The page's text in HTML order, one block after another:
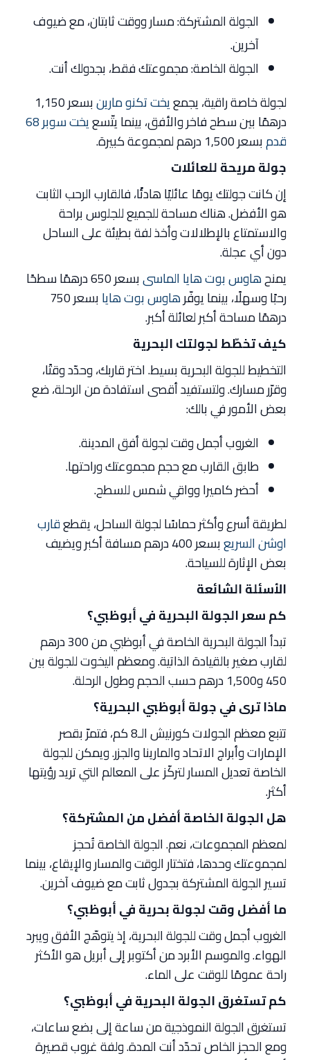
الجولة المشتركة: مسار ووقت ثابتان، مع ضيوف
آخرين.
الجولة الخاصة: مجموعتك فقط، بجدولك أنت.
لجولة خاصة راقية، يجمعيخت تكنو مارين
بسعر 1,150
درهمًا بين سطح فاخر والأفق، بينما يتّسع
يخت سوبر 68
قدمبسعر 1,500 درهم لمجموعة كبيرة.
جولة مريحة للعائلات
إن كانت جولتك يومًا عائليًا هادئًا، فالقارب الرحب الثابت
هو الأفضل. هناك مساحة للجميع للجلوس براحة
والاستمتاع بالإطلالات وأخذ لفة بطيئة على الساحل
دون أي عجلة.
يمنحهاوس بوت هايا الماسى
بسعر 650 درهمًا سطحًا
رحبًا وسهلًا، بينما يوفّرهاوس بوت هايا
بسعر 750
درهمًا مساحة أكبر لعائلة أكبر.
كيف تخطّط لجولتك البحرية
التخطيط للجولة البحرية بسيط. اختر قاربك، وحدّد وقتًا،
وقرّر مسارك. ولتستفيد أقصى استفادة من الرحلة، ضع
بعض الأمور في بالك:
الغروب أجمل وقت لجولة أفق المدينة.
طابق القارب مع حجم مجموعتك وراحتها.
أحضر كاميرا وواقي شمس للسطح.
لطريقة أسرع وأكثر حماسًا لجولة الساحل، يقطعقارب
اوشن السريع
بسعر 400 درهم مسافة أكبر ويضيف
بعض الإثارة للسياحة.
الأسئلة الشائعة
كم سعر الجولة البحرية في أبوظبي؟
تبدأ الجولة البحرية الخاصة في أبوظبي من 300 درهم
لقارب صغير بالقيادة الذاتية. ومعظم اليخوت للجولة بين
450 و1,500 درهم حسب الحجم وطول الرحلة.
ماذا ترى في جولة أبوظبي البحرية؟
تتبع معظم الجولات كورنيش الـ8 كم، فتمرّ بقصر
الإمارات وأبراج الاتحاد والمارينا والجزر. ويمكن للجولة
الخاصة تعديل المسار لتركّز على المعالم التي تريد رؤيتها
أكثر.
هل الجولة الخاصة أفضل من المشتركة؟
لمعظم المجموعات، نعم. الجولة الخاصة تُحجز
لمجموعتك وحدها، فتختار الوقت والمسار والإيقاع، بينما
تسير الجولة المشتركة بجدول ثابت مع ضيوف آخرين.
ما أفضل وقت لجولة بحرية في أبوظبي؟
الغروب أجمل وقت للجولة البحرية، إذ يتوهّج الأفق ويبرد
الهواء. والموسم الأبرد من أكتوبر إلى أبريل هو الأكثر
راحة عمومًا للوقت على الماء.
كم تستغرق الجولة البحرية في أبوظبي؟
تستغرق الجولة النموذجية من ساعة إلى بضع ساعات،
ومع الحجز الخاص تحدّد أنت المدة. ولفة غروب قصيرة